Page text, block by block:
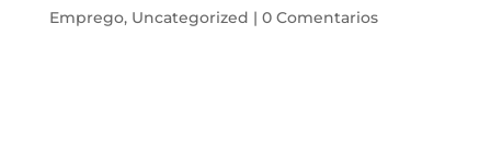
Emprego, Uncategorized | 0 Comentarios